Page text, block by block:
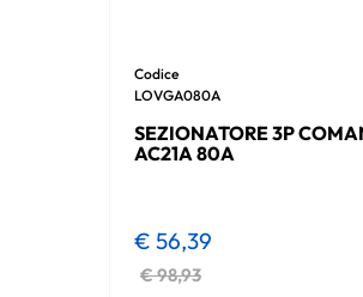
Codice
LOVGA080A
SEZIONATORE 3P
AC21A 80A
€ 98,93
€ 56,39